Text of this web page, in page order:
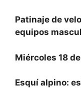
Patinaje de
equipos
Miércoles 18
Esquí alpino: